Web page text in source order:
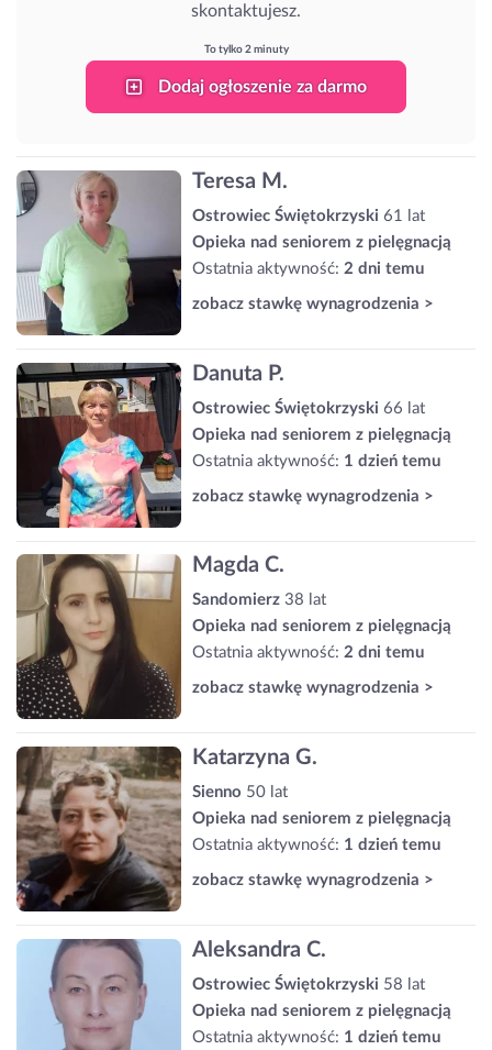
skontaktujesz.
To tylko 2 minuty
Dodaj ogłoszenie za darmo
Teresa M.
Ostrowiec Świętokrzyski 61 lat
Opieka nad seniorem z pielęgnacją
Ostatnia aktywność: 2 dni temu
zobacz stawkę wynagrodzenia >
Danuta P.
Ostrowiec Świętokrzyski 66 lat
Opieka nad seniorem z pielęgnacją
Ostatnia aktywność: 1 dzień temu
zobacz stawkę wynagrodzenia >
Magda C.
Sandomierz 38 lat
Opieka nad seniorem z pielęgnacją
Ostatnia aktywność: 2 dni temu
zobacz stawkę wynagrodzenia >
Katarzyna G.
Sienno 50 lat
Opieka nad seniorem z pielęgnacją
Ostatnia aktywność: 1 dzień temu
zobacz stawkę wynagrodzenia >
Aleksandra C.
Ostrowiec Świętokrzyski 58 lat
Opieka nad seniorem z pielęgnacją
Ostatnia aktywność: 1 dzień temu